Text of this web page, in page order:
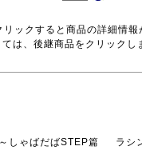
ックすると商品の詳細情報
は、後継商品をクリックし
しゃばだばSTEP篇
ラシ